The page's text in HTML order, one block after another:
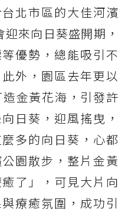
北市區的大佳河濱
來向日葵盛開期，
優勢，總能吸引不
外，園區去年更以
金黃花海，引發許
日葵，迎風搖曳，
多的向日葵，心都
園散步，整片金黃
了」，可見大片向
療癒氛圍，成功引